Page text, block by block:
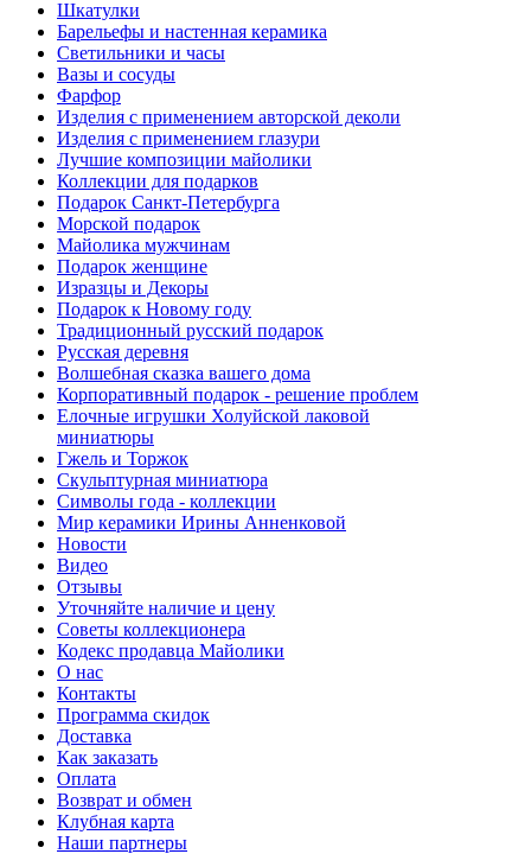
Шкатулки
Барельефы и настенная керамика
Светильники и часы
Вазы и сосуды
Фарфор
Изделия с применением авторской деколи
Изделия с применением глазури
Лучшие композиции майолики
Коллекции для подарков
Подарок Санкт-Петербурга
Морской подарок
Майолика мужчинам
Подарок женщине
Изразцы и Декоры
Подарок к Новому году
Традиционный русский подарок
Русская деревня
Волшебная сказка вашего дома
Корпоративный подарок - решение проблем
Елочные игрушки Холуйской лаковой
миниатюры
Гжель и Торжок
Скульптурная миниатюра
Символы года - коллекции
Мир керамики Ирины Анненковой
Новости
Видео
Отзывы
Уточняйте наличие и цену
Советы коллекционера
Кодекс продавца Майолики
О нас
Контакты
Программа скидок
Доставка
Как заказать
Оплата
Возврат и обмен
Клубная карта
Наши партнеры